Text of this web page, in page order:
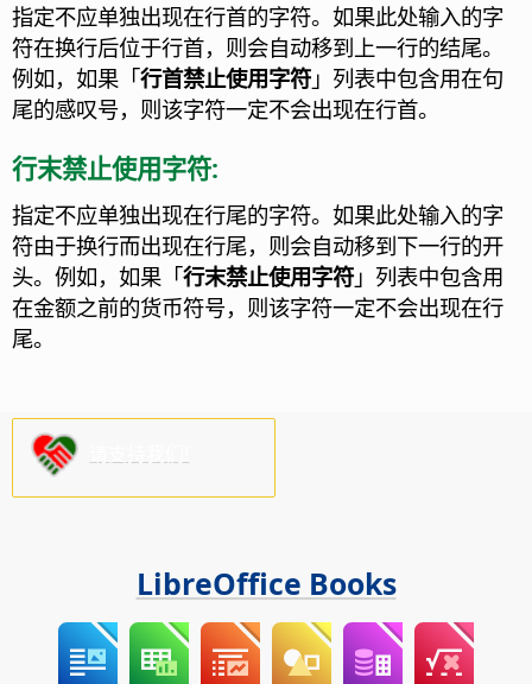
指定不应单独出现在行首的字符。 如果此处输入的字
符在换行后位于行首，则会自动移到上一行的结尾。
例如，如果「行首禁止使用字符 」列表中包含用在句
尾的感叹号，则该字符一定不会出现在行首。
行末禁止使用字符:
指定不应单独出现在行尾的字符。 如果此处输入的字
符由于换行而出现在行尾，则会自动移到下一行的开
头。例如，如果「行末禁止使用字符 」列表中包含用
在金额之前的货币符号，则该字符一定不会出现在行
尾。
LibreOffice Books